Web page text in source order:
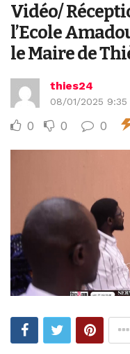
Vidéo/
l’Ecole
le Maire de
thies24
08/01/2025 9:35
0 0 0